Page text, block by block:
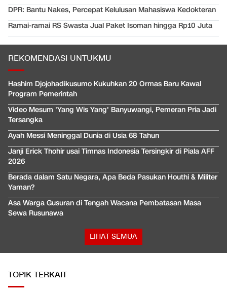
DPR: Bantu Nakes, Percepat Kelulusan Mahasiswa Kedokteran
Ramai-ramai RS Swasta Jual Paket Isoman hingga Rp10 Juta
REKOMENDASI UNTUKMU
Hashim Djojohadikusumo Kukuhkan 20 Ormas Baru Kawal
Program Pemerintah
Video Mesum 'Yang Wis Yang' Banyuwangi, Pemeran Pria Jadi
Tersangka
Ayah Messi Meninggal Dunia di Usia 68 Tahun
Janji Erick Thohir usai Timnas Indonesia Tersingkir di Piala AFF
2026
Berada dalam Satu Negara, Apa Beda Pasukan Houthi & Militer
Yaman?
Asa Warga Gusuran di Tengah Wacana Pembatasan Masa
Sewa Rusunawa
LIHAT SEMUA
TOPIK TERKAIT